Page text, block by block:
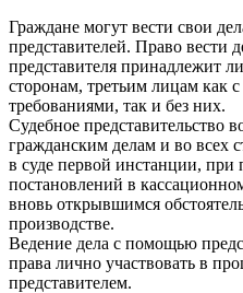
Граждане могут вести свои
представителей. Право вести
представителя принадлежит
сторонам, третьим лицам как
требованиями, так и без них.
Судебное представительство
гражданским делам и во всех
в суде первой инстанции, при
постановлений в
вновь открывшимся
производстве.
Ведение дела с помощью
права лично участвовать в
представителем.